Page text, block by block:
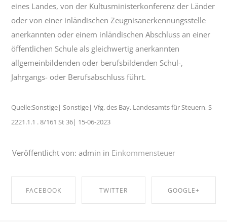
eines Landes, von der Kultusministerkonferenz der Länder
oder von einer inländischen Zeugnisanerkennungsstelle
anerkannten oder einem inländischen Abschluss an einer
öffentlichen Schule als gleichwertig anerkannten
allgemeinbildenden oder berufsbildenden Schul-,
Jahrgangs- oder Berufsabschluss führt.
Quelle:Sonstige| Sonstige| Vfg. des Bay. Landesamts für Steuern, S
2221.1.1 . 8/161 St 36| 15-06-2023
Veröffentlicht von: admin in Einkommensteuer
FACEBOOK TWITTER GOOGLE+